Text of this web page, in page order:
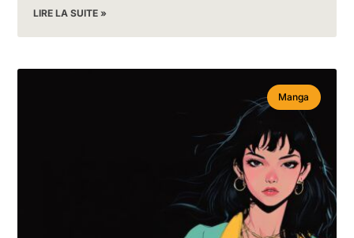
LIRE LA SUITE »
Manga